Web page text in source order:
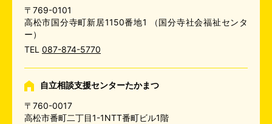
〒769-0101
高松市国分寺町新居1150番地1
（国分寺社会福祉センタ
ー）
TEL 087-874-5770
自立相談支援センターたかまつ
〒760-0017
高松市番町二丁目1-1NTT番町ビル1階